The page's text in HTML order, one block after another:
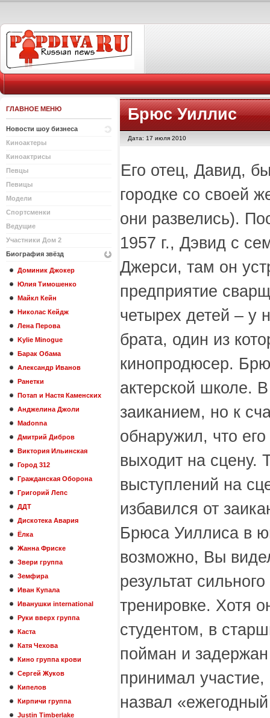
ГЛАВНОЕ МЕНЮ
Новости шоу бизнеса
Киноактеры
Киноактрисы
Певцы
Певицы
Модели
Спортсменки
Ведущие
Участники Дом 2
Биография звёзд
Доминик Джокер
Юлия Тимошенко
Майкл Кейн
Николас Кейдж
Лена Перова
Kylie Minogue
Барак Обама
Александр Иванов
Ранетки
Потап и Настя Каменских
Анджелина Джоли
Madonna
Дмитрий Дибров
Виктория Ильинская
Город 312
Гражданская Оборона
Григорий Лепс
ДДТ
Дискотека Авария
Ёлка
Жанна Фриске
Звери группа
Земфира
Иван Купала
Иванушки international
Руки вверх группа
Каста
Катя Чехова
Кино группа крови
Сергей Жуков
Кипелов
Кирпичи группа
Justin Timberlake
Брюс Уиллис
Дата: 17 июля 2010
Его отец, Давид,
городке со своей
они развелись).
1957 г., Дэвид с
Джерси, там он
предприятие
четырех детей – у
брата, один из
кинопродюсер.
актерской школе.
заиканием, но к
обнаружил, что
выходит на сцену.
выступлений на
избавился от
Брюса Уиллиса в
возможно, Вы
результат
тренировке. Хотя
студентом, в
пойман и
принимал
назвал